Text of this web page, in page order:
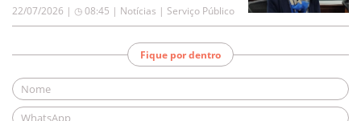
22/07/2026 | ◷ 08:45 | Notícias | Serviço Público
Fique por dentro